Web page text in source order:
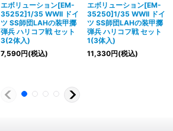
エボリューション[EM-
35252]1/35 WWII ドイ
ツ SS師団LAHの装甲擲
弾兵 ハリコフ戦 セット
3(2体入)
7,590円(税込)
エボリューション[EM-
35250]1/35 WWII ドイ
ツ SS師団LAHの装甲擲
弾兵 ハリコフ戦 セット
1(3体入)
11,330円(税込)